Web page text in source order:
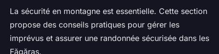
La sécurité en montagne est essentielle. Cette section
propose des conseils pratiques pour gérer les
imprévus et assurer une randonnée sécurisée dans les
Făgăraș.